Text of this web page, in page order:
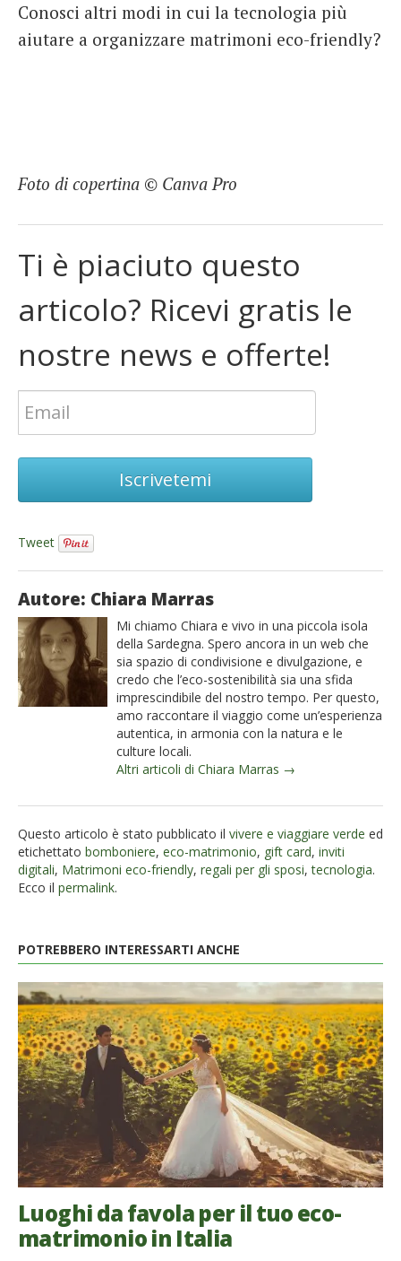
Conosci altri modi in cui la tecnologia più
aiutare a organizzare matrimoni eco-friendly?
Foto di copertina © Canva Pro
Ti è piaciuto questo
articolo? Ricevi gratis le
nostre news e offerte!
Iscrivetemi
Tweet
Autore: Chiara Marras
Mi chiamo Chiara e vivo in una piccola isola
della Sardegna. Spero ancora in un web che
sia spazio di condivisione e divulgazione, e
credo che l’eco-sostenibilità sia una sfida
imprescindibile del nostro tempo. Per questo,
amo raccontare il viaggio come un’esperienza
autentica, in armonia con la natura e le
culture locali.
Altri articoli di Chiara Marras →
Questo articolo è stato pubblicato il vivere e viaggiare verde ed
etichettato bomboniere, eco-matrimonio, gift card, inviti
digitali, Matrimoni eco-friendly, regali per gli sposi,tecnologia.
Ecco il permalink.
POTREBBERO INTERESSARTI ANCHE
Luoghi da favola per il tuo eco-
matrimonio in Italia